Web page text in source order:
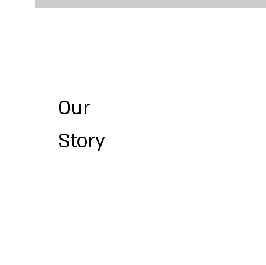
Our
Story